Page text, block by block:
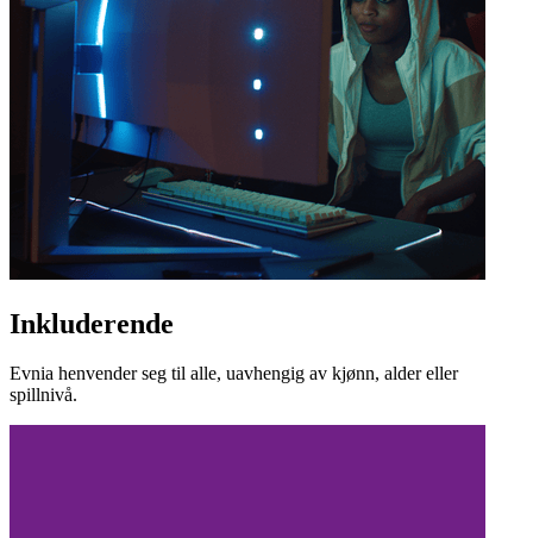
Inkluderende
Evnia henvender seg til alle, uavhengig av kjønn, alder eller
spillnivå.